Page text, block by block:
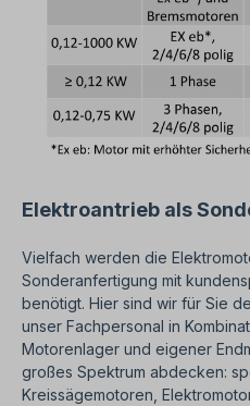
Elektroantrieb als
Vielfach werden die
Sonderanfertigung mit
benötigt. Hier sind wir für Sie
unser Fachpersonal in
Motorenlager und eigener
großes Spektrum abdecken:
Kreissägemotoren,